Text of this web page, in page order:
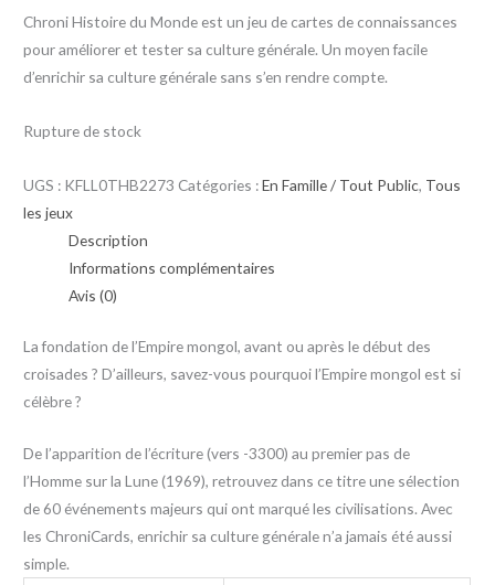
Chroni Histoire du Monde est un jeu de cartes de connaissances
pour améliorer et tester sa culture générale. Un moyen facile
d’enrichir sa culture générale sans s’en rendre compte.
Rupture de stock
UGS : KFLL0THB2273 Catégories :En Famille / Tout Public, Tous
les jeux
Description
Informations complémentaires
Avis (0)
La fondation de l’Empire mongol, avant ou après le début des
croisades ? D’ailleurs, savez-vous pourquoi l’Empire mongol est si
célèbre ?
De l’apparition de l’écriture (vers -3300) au premier pas de
l’Homme sur la Lune (1969), retrouvez dans ce titre une sélection
de 60 événements majeurs qui ont marqué les civilisations. Avec
les ChroniCards, enrichir sa culture générale n’a jamais été aussi
simple.